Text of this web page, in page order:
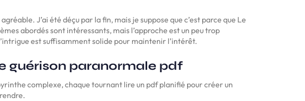
J’ai été déçu par la fin, mais je suppose que c’est parce que Le
abordés sont intéressants, mais l’approche est un peu trop
est suffisamment solide pour maintenir l’intérêt.
guérison paranormale pdf
complexe, chaque tournant lire un pdf planifié pour créer un